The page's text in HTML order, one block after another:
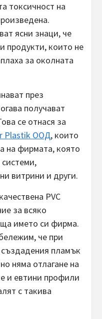
токсичност на
ясни знаци, че
продукти, които не
за околната
през
получават
се отнася за
Plastik ООД, които
на фирмата, която
витрини и други.
PVC
за всяко
името си фирма.
че при
пламък
няма отлагане на
и евтини профили
с такива